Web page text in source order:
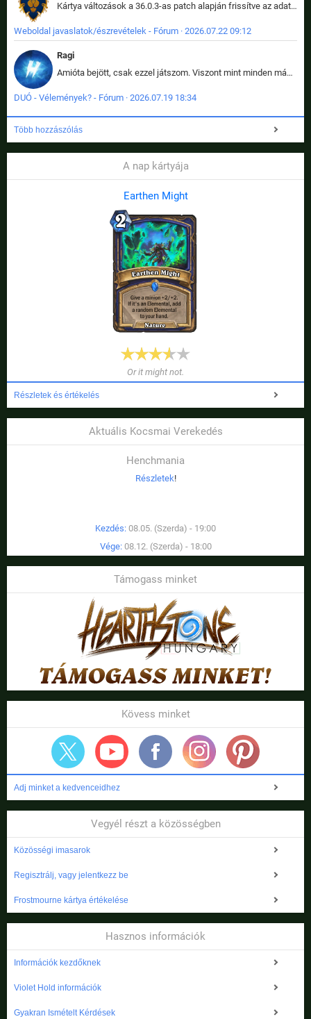
Kártya változások a 36.0.3-as patch alapján frissítve az adatbázisban (képek is cserélve).
Weboldal javaslatok/észrevételek - Fórum · 2026.07.22 09:12
Ragi
Amióta bejött, csak ezzel játszom. Viszont mint minden más - akár az alapjáték is, ez is baromira összetett lett. Néha már pár kör után is esélytelen az egész. Vagy irreállisan túltápol valaki, vagy lelép a partner, vagy csak hülye mint a segg. És amikor eljönne az én időm, na akkor jön el mindenki másé is. Engem jobban érdekelne, hogy ki milyen ratingen szokott játszani. Na ez lenne egy érdekes adat.
DUÓ - Vélemények? - Fórum · 2026.07.19 18:34
Több hozzászólás
A nap kártyája
Earthen Might
Or it might not.
Részletek és értékelés
Aktuális Kocsmai Verekedés
Henchmania
Részletek!
Kezdés: 08.05. (Szerda) - 19:00
Vége: 08.12. (Szerda) - 18:00
Támogass minket
Kövess minket
Adj minket a kedvenceidhez
Vegyél részt a közösségben
Közösségi imasarok
Regisztrálj, vagy jelentkezz be
Frostmourne kártya értékelése
Hasznos információk
Információk kezdőknek
Violet Hold információk
Gyakran Ismételt Kérdések